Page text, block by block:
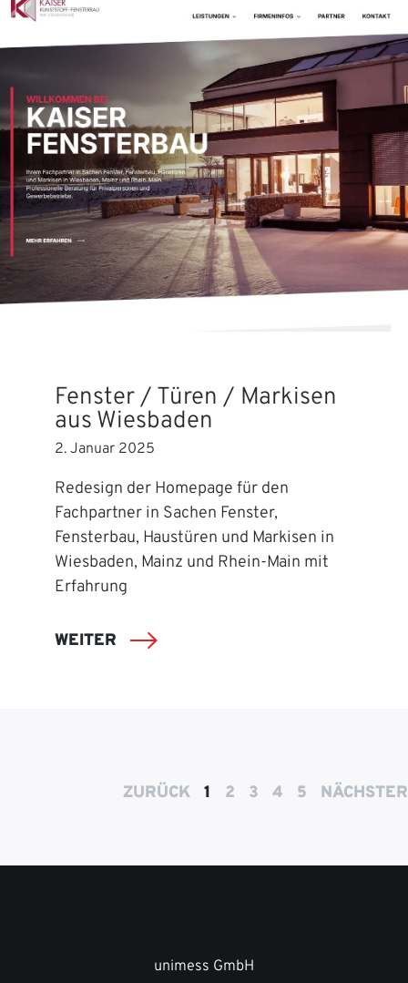
Fenster / Türen / Markisen
aus Wiesbaden
2. Januar 2025
Redesign der Homepage für den
Fachpartner in Sachen Fenster,
Fensterbau, Haustüren und Markisen in
Wiesbaden, Mainz und Rhein-Main mit
Erfahrung
WEITER
ZURÜCK 1 2 3 4 5 NÄCHSTER
unimess GmbH